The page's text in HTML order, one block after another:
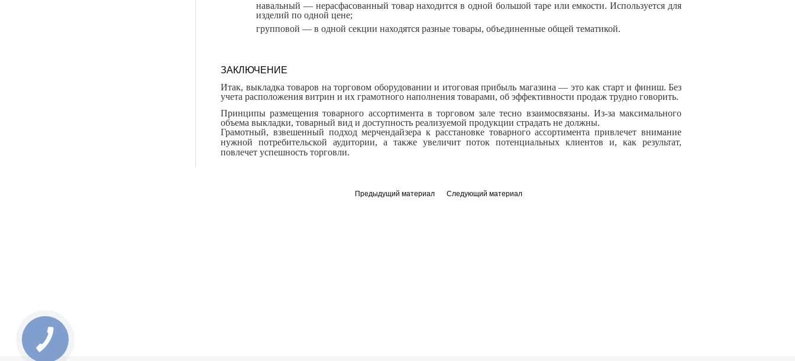
навальный — нерасфасованный товар находится в одной большой таре или емкости. Используется для
изделий по одной цене;
групповой — в одной секции находятся разные товары, объединенные общей тематикой.
ЗАКЛЮЧЕНИЕ
Итак, выкладка товаров на торговом оборудовании и итоговая прибыль магазина — это как старт и финиш. Без
учета расположения витрин и их грамотного наполнения товарами, об эффективности продаж трудно говорить.
Принципы размещения товарного ассортимента в торговом зале тесно взаимосвязаны. Из-за максимального
объема выкладки, товарный вид и доступность реализуемой продукции страдать не должны.
Грамотный, взвешенный подход мерчендайзера к расстановке товарного ассортимента привлечет внимание
нужной потребительской аудитории, а также увеличит поток потенциальных клиентов и, как результат,
повлечет успешность торговли.
Предыдущий материал Следующий материал